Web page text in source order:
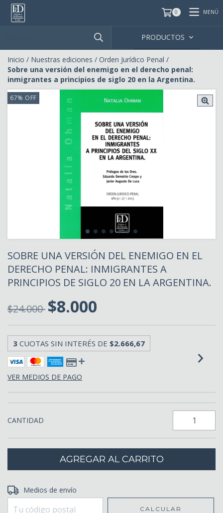
0 MENÚ
PRODUCTOS
Inicio / Nuestras ediciones / Orden Jurídico Penal /
Sobre una versión del enemigo en el derecho penal:
inmigrantes a principios de siglo 20 en la Argentina.
67% OFF
SOBRE UNA VERSIÓN DEL ENEMIGO EN EL
DERECHO PENAL: INMIGRANTES A
PRINCIPIOS DE SIGLO 20 EN LA ARGENTINA.
$24.000 $8.000
3 CUOTAS SIN INTERÉS DE $2.666,67
VER MEDIOS DE PAGO
CANTIDAD
Entregas para el CP:
Medios de envío
CALCULAR